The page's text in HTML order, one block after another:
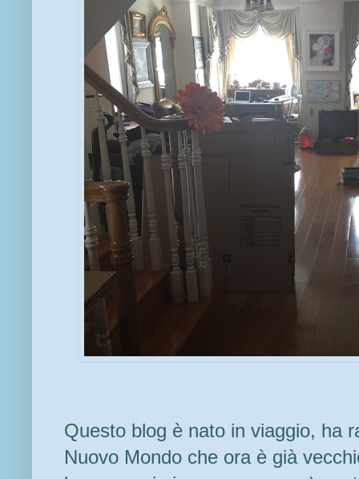
Questo blog è nato in viaggio, ha
Nuovo Mondo che ora è già